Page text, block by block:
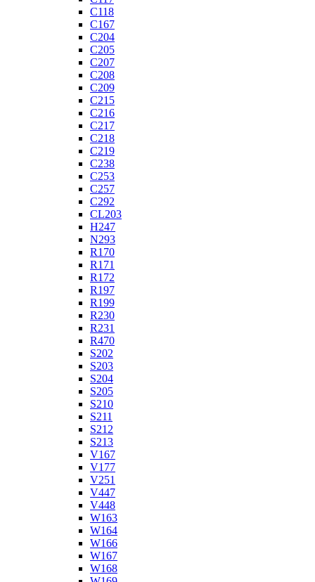
C118
C167
C204
C205
C207
C208
C209
C215
C216
C217
C218
C219
C238
C253
C257
C292
CL203
H247
N293
R170
R171
R172
R197
R199
R230
R231
R470
S202
S203
S204
S205
S210
S211
S212
S213
V167
V177
V251
V447
V448
W163
W164
W166
W167
W168